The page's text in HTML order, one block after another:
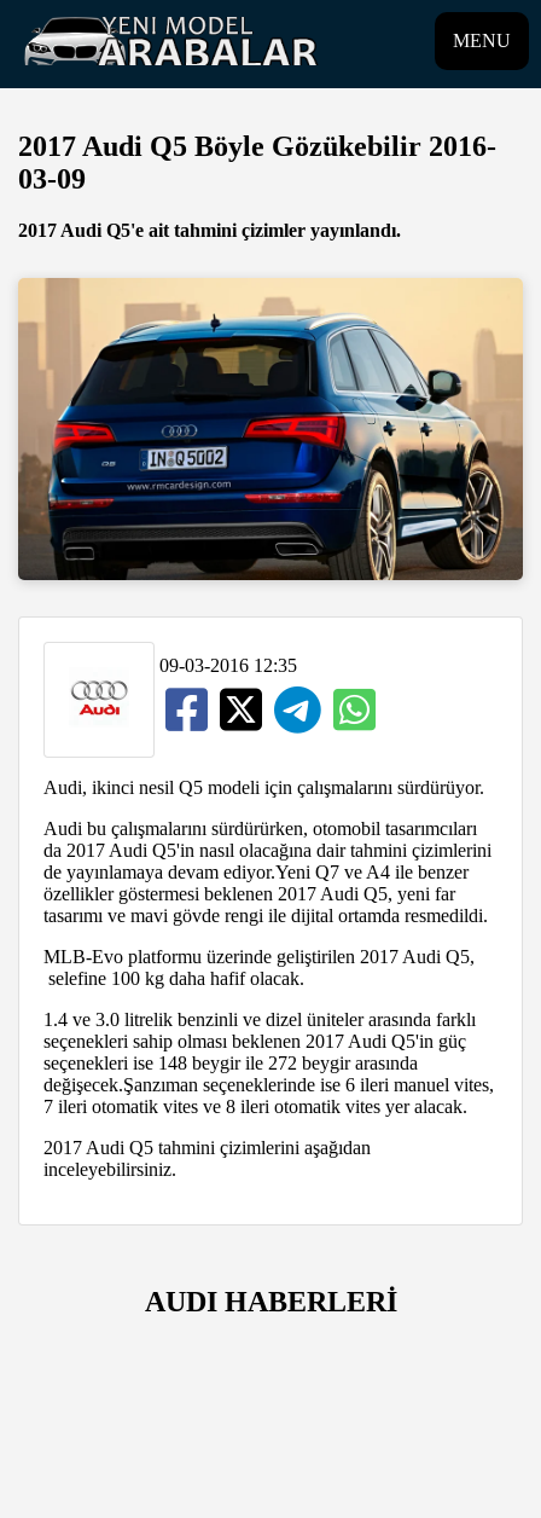
MENU
2017 Audi Q5 Böyle Gözükebilir 2016-
03-09
2017 Audi Q5'e ait tahmini çizimler yayınlandı.
09-03-2016 12:35
Audi, ikinci nesil Q5 modeli için çalışmalarını sürdürüyor.
Audi bu çalışmalarını sürdürürken, otomobil tasarımcıları
da 2017 Audi Q5'in nasıl olacağına dair tahmini çizimlerini
de yayınlamaya devam ediyor.Yeni Q7 ve A4 ile benzer
özellikler göstermesi beklenen 2017 Audi Q5, yeni far
tasarımı ve mavi gövde rengi ile dijital ortamda resmedildi.
MLB-Evo platformu üzerinde geliştirilen 2017 Audi Q5,
selefine 100 kg daha hafif olacak.
1.4 ve 3.0 litrelik benzinli ve dizel üniteler arasında farklı
seçenekleri sahip olması beklenen 2017 Audi Q5'in güç
seçenekleri ise 148 beygir ile 272 beygir arasında
değişecek.Şanzıman seçeneklerinde ise 6 ileri manuel vites,
7 ileri otomatik vites ve 8 ileri otomatik vites yer alacak.
2017 Audi Q5 tahmini çizimlerini aşağıdan
inceleyebilirsiniz.
AUDI HABERLERİ